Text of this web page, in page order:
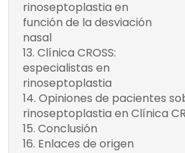
rinoseptoplastia en
función de la desviación
nasal
Clínica CROSS:
especialistas en
rinoseptoplastia
Opiniones de pacientes
rinoseptoplastia en Clínica
Conclusión
Enlaces de origen